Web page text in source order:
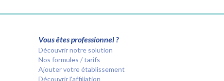
Vous êtes professionnel ?
Découvrir notre solution
Nos formules / tarifs
Ajouter votre établissement
Découvrir l'affiliation